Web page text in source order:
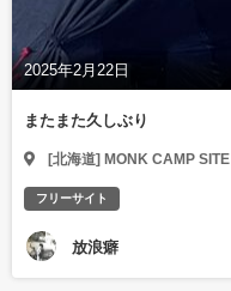
2025年2月22日
またまた久しぶり
[北海道] MONK CAMP SITE
フリーサイト
放浪癖